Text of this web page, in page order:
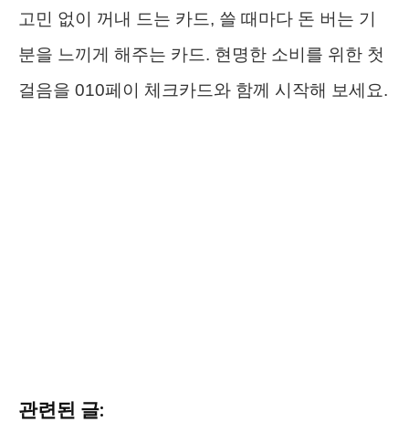
고민 없이 꺼내 드는 카드, 쓸 때마다 돈 버는 기
분을 느끼게 해주는 카드. 현명한 소비를 위한 첫
걸음을 010페이 체크카드와 함께 시작해 보세요.
관련된 글: